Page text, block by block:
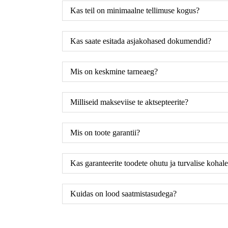
Kas teil on minimaalne tellimuse kogus?
Kas saate esitada asjakohased dokumendid?
Mis on keskmine tarneaeg?
Milliseid makseviise te aktsepteerite?
Mis on toote garantii?
Kas garanteerite toodete ohutu ja turvalise
Kuidas on lood saatmistasudega?